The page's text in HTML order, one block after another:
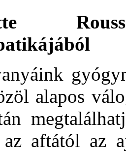
alapos
az aftától az